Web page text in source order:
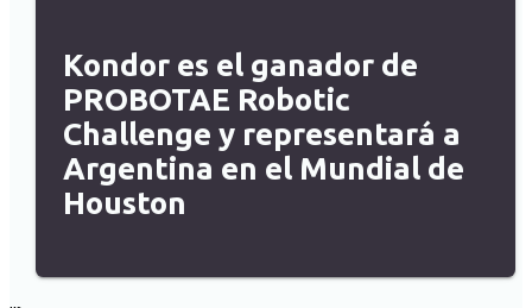
Kondor es el ganador de
PROBOTAE Robotic
Challenge y representará a
Argentina en el Mundial de
Houston